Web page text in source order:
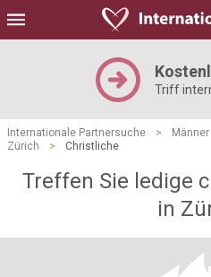
Triff
Internationale Partnersuche > Männer
Zürich
> Christliche
Treffen Sie ledige
in